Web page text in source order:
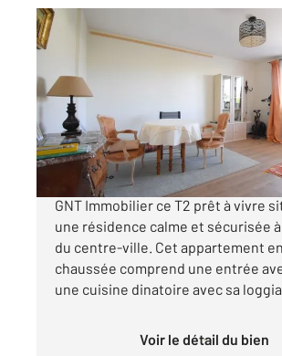
VICHY 03
, 2 pièces
Ref : 1415
Appartement F2 à vendre
90 000 €
Venez visiter avec votre Agence
GNT Immobilier ce T2 prêt à vivre
une résidence calme et sécurisée
du centre-ville. Cet appartement
chaussée comprend une entrée
une cuisine dinatoire avec sa loggia
Voir le détail du bien